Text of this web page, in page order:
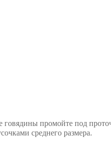
говядины промойте под
среднего размера.